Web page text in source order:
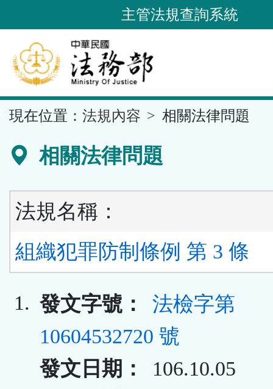
到
要
內
容
區
主管法規查詢系統
現在位置： 法規內容 相關法律問題
相關法律問題
法規名稱：
組織犯罪防制條例 第 3 條
1. 發文字號：
法檢字第
10604532720 號
發文日期：
106.10.05